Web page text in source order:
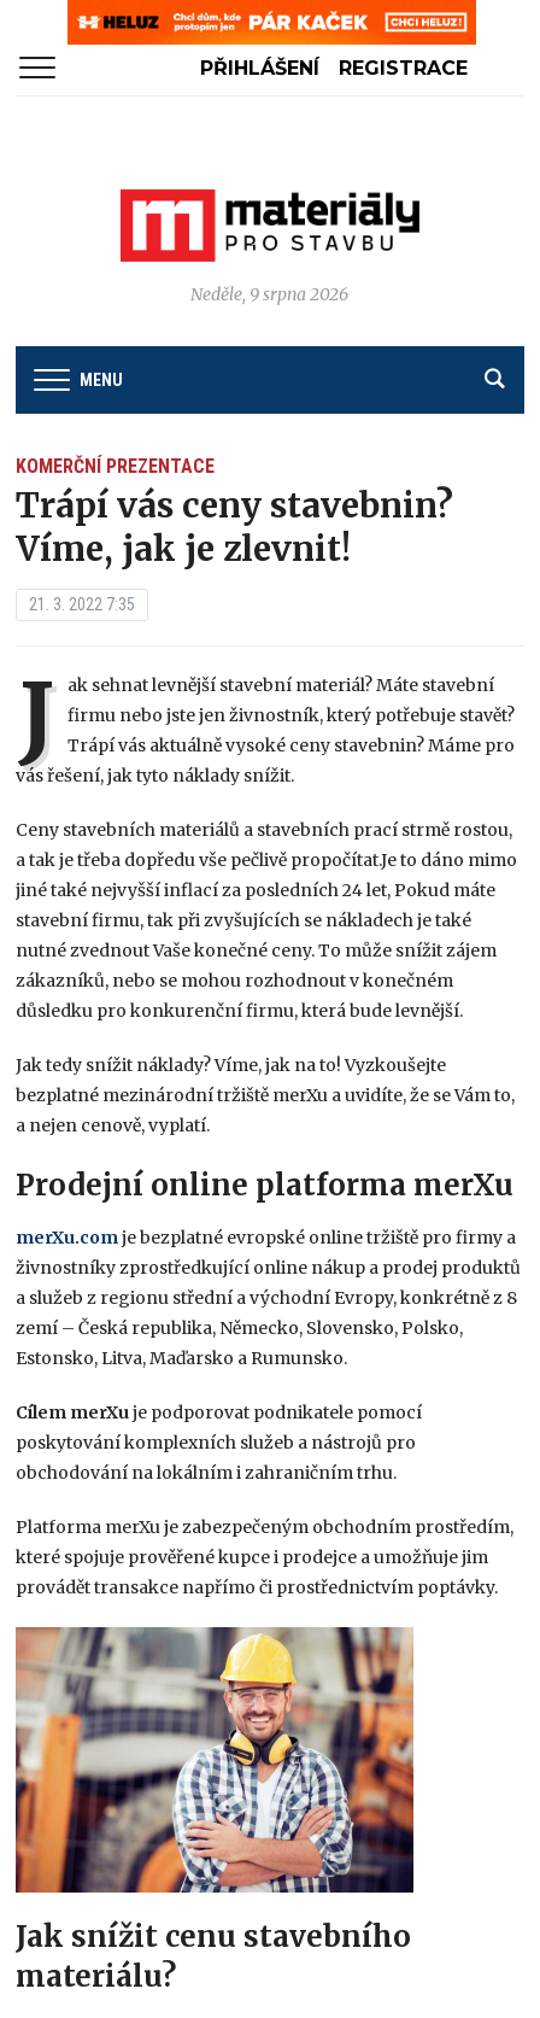
PŘIHLÁŠENÍ REGISTRACE
Neděle, 9 srpna 2026
MENU
KOMERČNÍ PREZENTACE
Trápí vás ceny stavebnin?
Víme, jak je zlevnit!
21. 3. 2022 7:35
J ak sehnat levnější stavební materiál? Máte stavební
firmu nebo jste jen živnostník, který potřebuje stavět?
Trápí vás aktuálně vysoké ceny stavebnin? Máme pro
vás řešení, jak tyto náklady snížit.
Ceny stavebních materiálů a stavebních prací strmě rostou,
a tak je třeba dopředu vše pečlivě propočítat.Je to dáno mimo
jiné také nejvyšší inflací za posledních 24 let, Pokud máte
stavební firmu, tak při zvyšujících se nákladech je také
nutné zvednout Vaše konečné ceny. To může snížit zájem
zákazníků, nebo se mohou rozhodnout v konečném
důsledku pro konkurenční firmu, která bude levnější.
Jak tedy snížit náklady? Víme, jak na to! Vyzkoušejte
bezplatné mezinárodní tržiště merXu a uvidíte, že se Vám to,
a nejen cenově, vyplatí.
Prodejní online platforma merXu
merXu.com je bezplatné evropské online tržiště pro firmy a
živnostníky zprostředkující online nákup a prodej produktů
a služeb z regionu střední a východní Evropy, konkrétně z 8
zemí – Česká republika, Německo, Slovensko, Polsko,
Estonsko, Litva, Maďarsko a Rumunsko.
Cílem merXu je podporovat podnikatele pomocí
poskytování komplexních služeb a nástrojů pro
obchodování na lokálním i zahraničním trhu.
Platforma merXu je zabezpečeným obchodním prostředím,
které spojuje prověřené kupce i prodejce a umožňuje jim
provádět transakce napřímo či prostřednictvím poptávky.
Jak snížit cenu stavebního
materiálu?